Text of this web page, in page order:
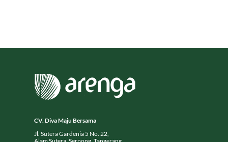
CV. Diva Maju Bersama
Jl. Sutera Gardenia 5 No. 22,